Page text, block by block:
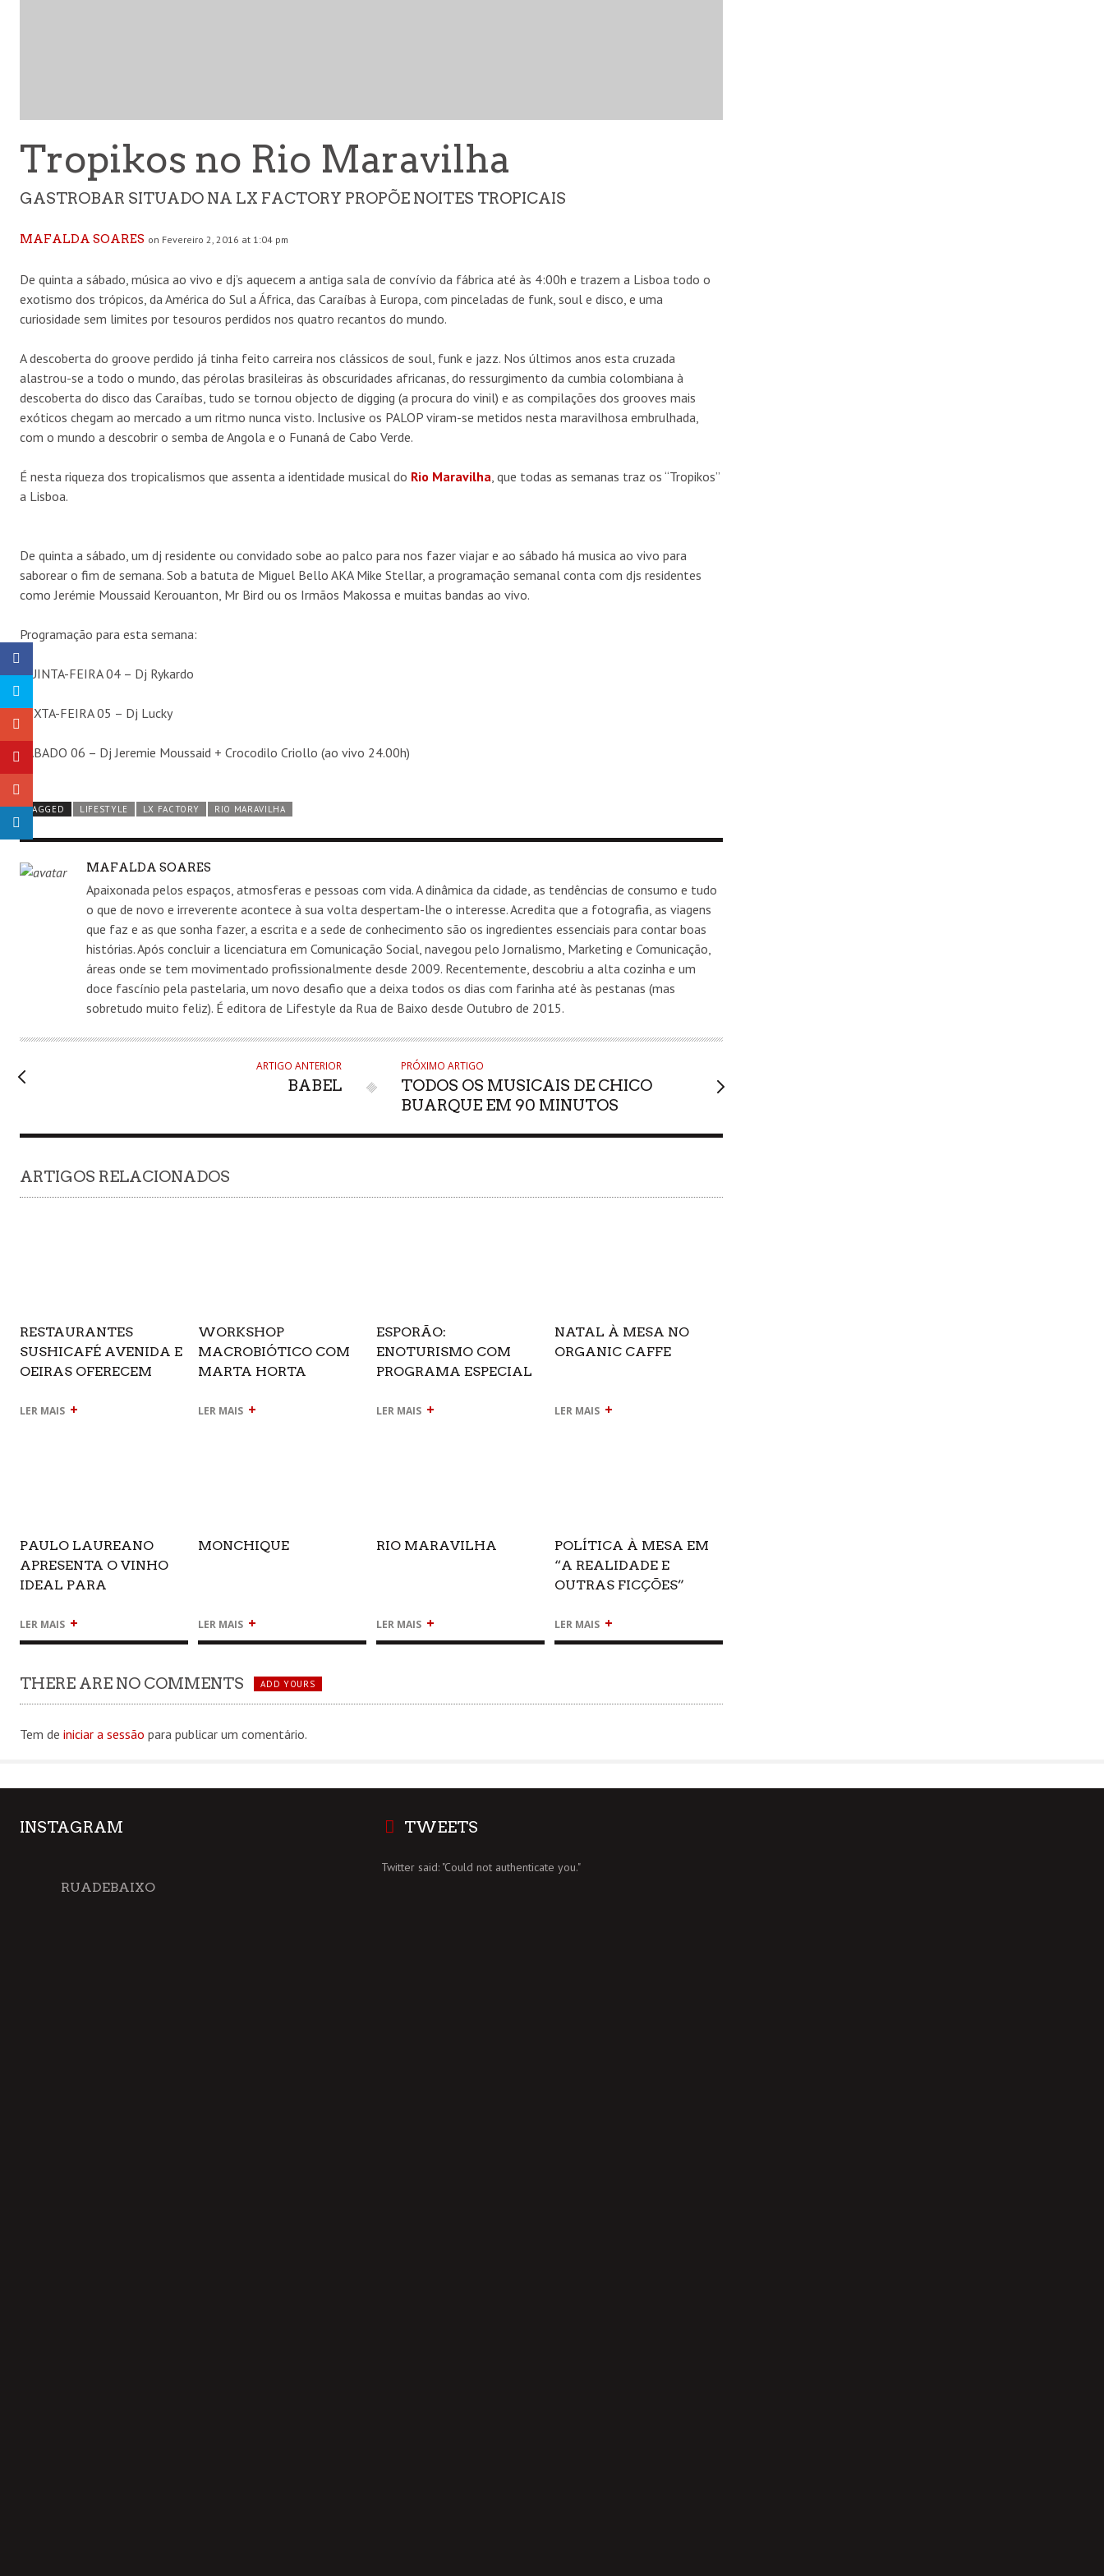
Tropikos no Rio Maravilha
GASTROBAR SITUADO NA LX FACTORY PROPÕE NOITES TROPICAIS
MAFALDA SOARES on Fevereiro 2, 2016 at 1:04 pm
De quinta a sábado, música ao vivo e dj’s aquecem a antiga sala de convívio da fábrica até às 4:00h e trazem a Lisboa todo o
exotismo dos trópicos, da América do Sul a África, das Caraíbas à Europa, com pinceladas de funk, soul e disco, e uma
curiosidade sem limites por tesouros perdidos nos quatro recantos do mundo.
A descoberta do groove perdido já tinha feito carreira nos clássicos de soul, funk e jazz. Nos últimos anos esta cruzada
alastrou-se a todo o mundo, das pérolas brasileiras às obscuridades africanas, do ressurgimento da cumbia colombiana à
descoberta do disco das Caraíbas, tudo se tornou objecto de digging (a procura do vinil) e as compilações dos grooves mais
exóticos chegam ao mercado a um ritmo nunca visto. Inclusive os PALOP viram-se metidos nesta maravilhosa embrulhada,
com o mundo a descobrir o semba de Angola e o Funaná de Cabo Verde.
É nesta riqueza dos tropicalismos que assenta a identidade musical do Rio Maravilha , que todas as semanas traz os “Tropikos”
a Lisboa.
De quinta a sábado, um dj residente ou convidado sobe ao palco para nos fazer viajar e ao sábado há musica ao vivo para
saborear o fim de semana. Sob a batuta de Miguel Bello AKA Mike Stellar, a programação semanal conta com djs residentes
como Jerémie Moussaid Kerouanton, Mr Bird ou os Irmãos Makossa e muitas bandas ao vivo.
Programação para esta semana:
QUINTA-FEIRA 04 – Dj Rykardo
SEXTA-FEIRA 05 – Dj Lucky
SÁBADO 06 – Dj Jeremie Moussaid + Crocodilo Criollo (ao vivo 24.00h)
TAGGED LIFESTYLE LX FACTORY RIO MARAVILHA
AUTHOR
MAFALDA SOARES
Apaixonada pelos espaços, atmosferas e pessoas com vida. A dinâmica da cidade, as tendências de consumo e tudo
o que de novo e irreverente acontece à sua volta despertam-lhe o interesse. Acredita que a fotografia, as viagens
que faz e as que sonha fazer, a escrita e a sede de conhecimento são os ingredientes essenciais para contar boas
histórias. Após concluir a licenciatura em Comunicação Social, navegou pelo Jornalismo, Marketing e Comunicação,
áreas onde se tem movimentado profissionalmente desde 2009. Recentemente, descobriu a alta cozinha e um
doce fascínio pela pastelaria, um novo desafio que a deixa todos os dias com farinha até às pestanas (mas
sobretudo muito feliz). É editora de Lifestyle da Rua de Baixo desde Outubro de 2015.
ARTIGO ANTERIOR
BABEL
PRÓXIMO ARTIGO
TODOS OS MUSICAIS DE CHICO
BUARQUE EM 90 MINUTOS
ARTIGOS RELACIONADOS
RESTAURANTES
SUSHICAFÉ AVENIDA E
OEIRAS OFERECEM
LER MAIS +
WORKSHOP
MACROBIÓTICO COM
MARTA HORTA
LER MAIS +
ESPORÃO:
ENOTURISMO COM
PROGRAMA ESPECIAL
LER MAIS +
NATAL À MESA NO
ORGANIC CAFFE
LER MAIS +
PAULO LAUREANO
APRESENTA O VINHO
IDEAL PARA
DE BACALHAU
LER MAIS +
MONCHIQUE
LER MAIS +
RIO MARAVILHA
LER MAIS +
POLÍTICA À MESA EM
“A REALIDADE E
OUTRAS FICÇÕES”
LER MAIS +
THERE ARE NO COMMENTS ADD YOURS
Tem de iniciar a sessão para publicar um comentário.
INSTAGRAM
RUADEBAIXO
TWEETS
Twitter said: "Could not authenticate you."